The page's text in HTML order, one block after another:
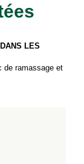
LES
de ramassage et